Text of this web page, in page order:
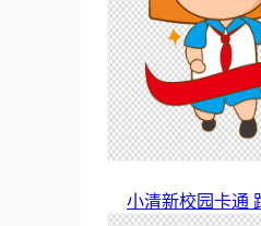
小清新校园卡通